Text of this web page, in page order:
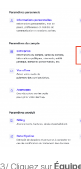
3/ Cliquez sur